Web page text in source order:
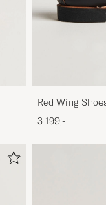
Red Wing
3 199,-